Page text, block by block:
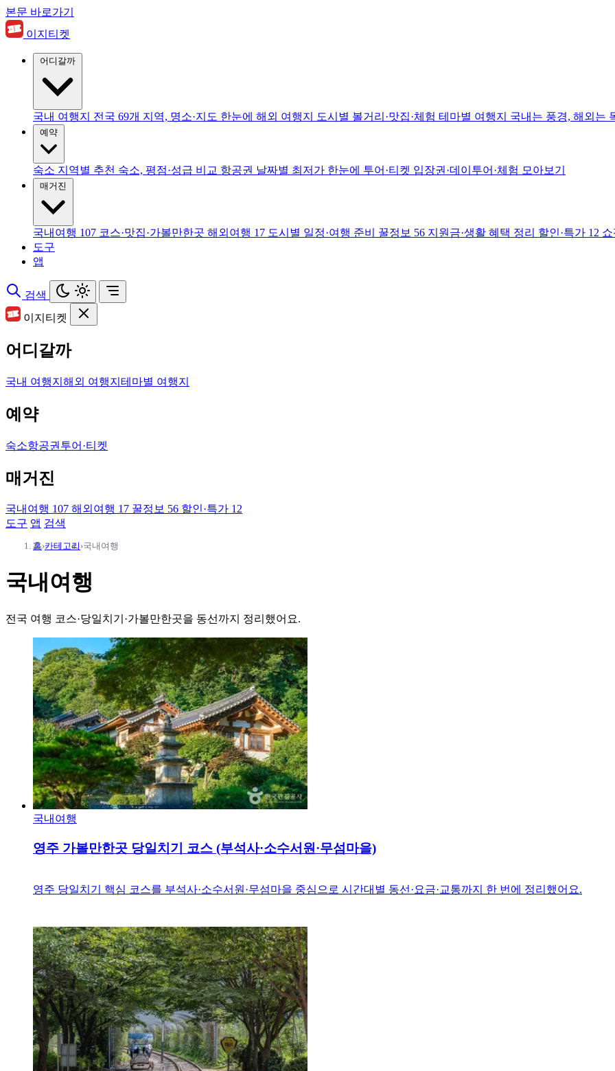
본문 바로가기
이지티켓
국내 여행지 전국 69개 지역, 명소·지도 한눈에 해외 여행지 도시별 볼거리·맛집·체험 테마별 여행지 국내는 풍경, 해외는
숙소 지역별 추천 숙소, 평점·성급 비교 항공권 날짜별 최저가 한눈에 투어·티켓 입장권·데이투어·체험 모아보기
국내여행 107 코스·맛집·가볼만한곳 해외여행 17 도시별 일정·여행 준비 꿀정보 56 지원금·생활 혜택 정리 할인·특가 12
도구
앱
검색
이지티켓
어디갈까
국내 여행지 해외 여행지 테마별 여행지
예약
숙소항공권 투어·티켓
매거진
국내여행 107 해외여행 17 꿀정보 56 할인·특가 12
도구 앱 검색
홈›카테고리 ›국내여행
국내여행
전국 여행 코스·당일치기·가볼만한곳을 동선까지 정리했어요.
국내여행
영주 가볼만한곳 당일치기 코스 (부석사·소수서원·무섬마을)
영주 당일치기 핵심 코스를 부석사·소수서원·무섬마을 중심으로 시간대별 동선·요금·교통까지 한 번에 정리했어요.